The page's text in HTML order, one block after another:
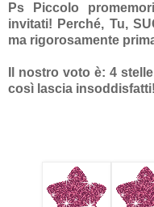
Ps Piccolo
invitati! Perché, Tu,
ma rigorosamente
Il nostro voto è: 4
così lascia